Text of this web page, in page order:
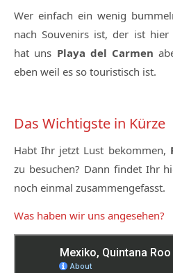
Wer einfach ein wenig
nach Souvenirs ist, der ist hier
hat uns Playa del Carmen
eben weil es so touristisch ist.
Das Wichtigste in Kürze
Habt Ihr jetzt Lust bekommen,
zu besuchen? Dann findet Ihr
noch einmal zusammengefasst.
Was haben wir uns angesehen?